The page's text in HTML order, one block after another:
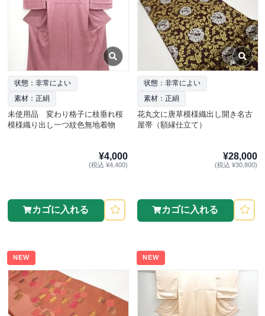
状態：非常によい
素材：正絹
未使用品 変わり格子に枝垂れ桜
模様織り出し一つ紋色無地着物
¥4,000
(税込 ¥4,400)
カゴに入れる
状態：非常によい
素材：正絹
花丸文に唐草模様織出し開き名古
屋帯（額縁仕立て）
¥28,000
(税込 ¥30,800)
カゴに入れる
NEW NEW